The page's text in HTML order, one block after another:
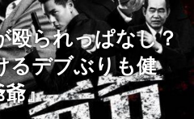
殴られっぱなし？
るデブぶりも健
爺』